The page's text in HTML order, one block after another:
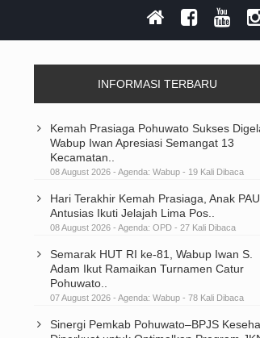
INFORMASI TERBARU
Kemah Prasiaga Pohuwato Sukses
Wabup Iwan Apresiasi Semangat 13
Kecamatan..
08 August 2026 - Agenda: Wabup - 19 Kali Dibaca
Hari Terakhir Kemah Prasiaga, Anak
Antusias Ikuti Jelajah Lima Pos..
08 August 2026 - Agenda: OPD - 27 Kali Dibaca
Semarak HUT RI ke-81, Wabup Iwan S.
Adam Ikut Ramaikan Turnamen Catur
Pohuwato..
07 August 2026 - Agenda: Wabup - 78 Kali Dibaca
Sinergi Pemkab Pohuwato–BPJS